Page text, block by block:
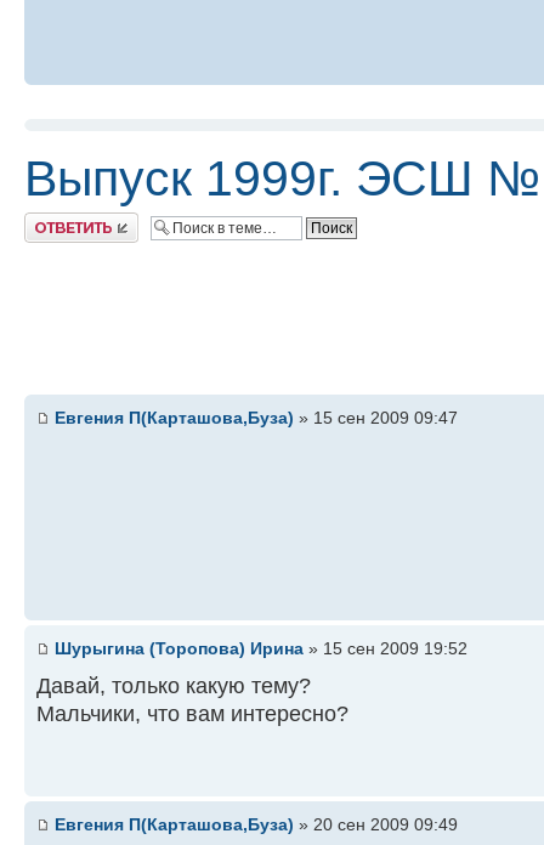
Выпуск 1999г. ЭСШ
Ответить
Евгения П(Карташова,Буза) » 15 сен 2009 09:47
Шурыгина (Торопова) Ирина » 15 сен 2009 19:52
Давай, только какую тему?
Мальчики, что вам интересно?
Евгения П(Карташова,Буза) » 20 сен 2009 09:49